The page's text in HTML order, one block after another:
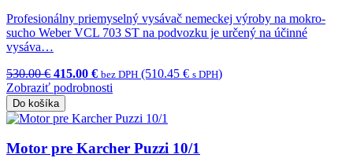
Profesionálny priemyselný vysávač nemeckej výroby na mokro-
sucho Weber VCL 703 ST na podvozku je určený na účinné
vysáva…
530.00 € 415.00 € bez DPH (510.45 € s DPH)
Zobraziť podrobnosti
Do košíka
Motor pre Karcher Puzzi 10/1